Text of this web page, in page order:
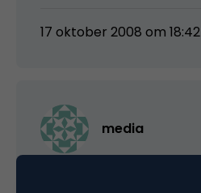
17 oktober 2008 om 18:42
media